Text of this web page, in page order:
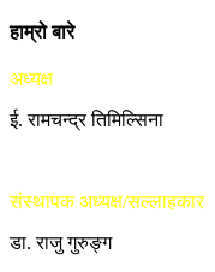
हाम्रो बारे
अध्यक्ष
ई. रामचन्द्र तिमिल्सिना
संस्थापक अध्यक्ष/सल्लाहकार
डा. राजु गुरुङ्ग